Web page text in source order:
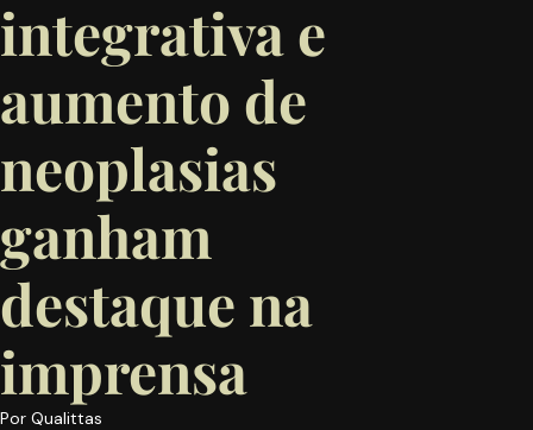
integrativa e
aumento de
neoplasias
ganham
destaque na
imprensa
Por Qualittas